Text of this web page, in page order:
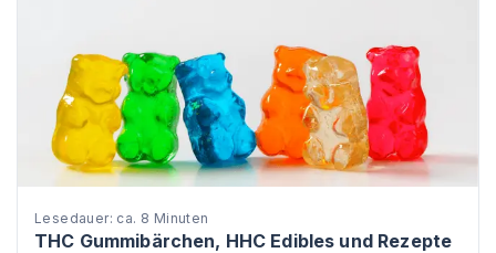
Lesedauer: ca. 8 Minuten
THC Gummibärchen, HHC Edibles und Rezepte